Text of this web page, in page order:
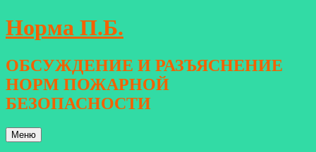
Перейти
к
Норма П.Б.
ОБСУЖДЕНИЕ И РАЗЪЯСНЕНИЕ
НОРМ ПОЖАРНОЙ
БЕЗОПАСНОСТИ
Меню